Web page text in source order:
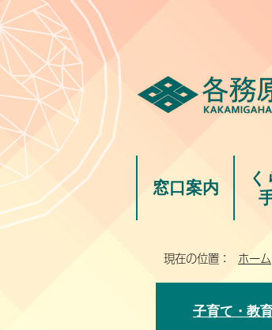
窓口案内
く
現在の位置： ホーム
子育て・教